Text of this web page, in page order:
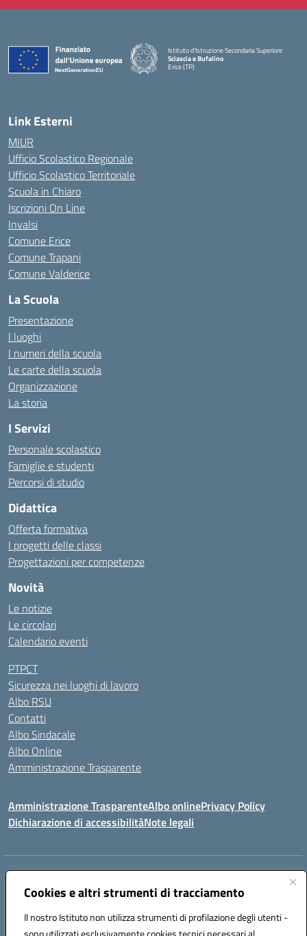
Cookies e altri strumenti di tracciamento
Il nostro Istituto non utilizza strumenti di profilazione degli utenti -
Istituto d'Istruzione Secondaria Superiore
Sciascia e Bufalino
Erice (TP)
Link Esterni
MIUR
Ufficio Scolastico Regionale
Ufficio Scolastico Territoriale
Scuola in Chiaro
Iscrizioni On Line
Invalsi
Comune Erice
Comune Trapani
Comune Valderice
La Scuola
Presentazione
I luoghi
I numeri della scuola
Le carte della scuola
Organizzazione
La storia
I Servizi
Personale scolastico
Famiglie e studenti
Percorsi di studio
Didattica
Offerta formativa
I progetti delle classi
Progettazioni per competenze
Novità
Le notizie
Le circolari
Calendario eventi
PTPCT
Sicurezza nei luoghi di lavoro
Albo RSU
Contatti
Albo Sindacale
Albo Online
Amministrazione Trasparente
Amministrazione TrasparenteAlbo onlinePrivacy Policy
Dichiarazione di accessibilitàNote legali
Centralino:
Posta elettronica certificata (PEC):tpis02200a@pec.istruzione.it
Codice fiscale: 93066580817
Codice meccanografico:TPIS02200A